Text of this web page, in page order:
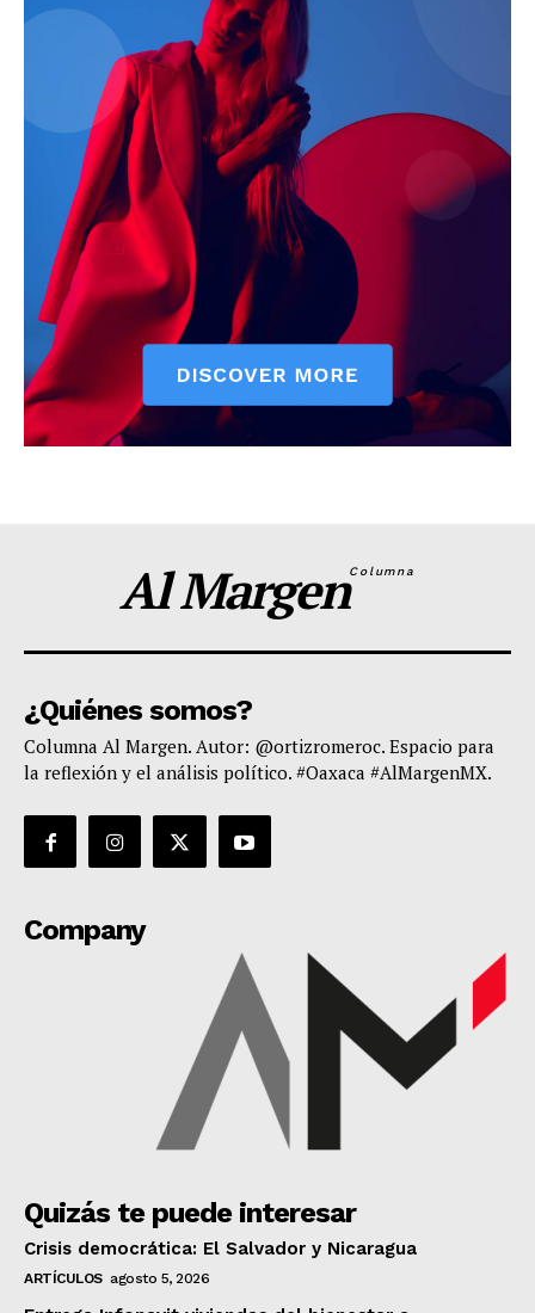
Al MargenColumna
¿Quiénes somos?
Columna Al Margen. Autor: @ortizromeroc. Espacio para
la reflexión y el análisis político. #Oaxaca #AlMargenMX.
Company
Quizás te puede interesar
Crisis democrática: El Salvador y Nicaragua
ARTÍCULOS agosto 5, 2026